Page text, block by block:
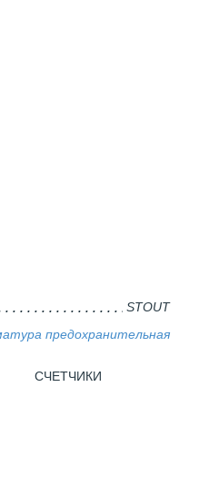
CЧЕТЧИКИ
STOUT
предохранительная